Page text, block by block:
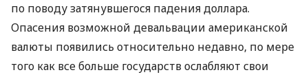
по поводу затянувшегося падения доллара.
Опасения возможной девальвации американской
валюты появились относительно недавно, по мере
того как все больше государств ослабляют свои